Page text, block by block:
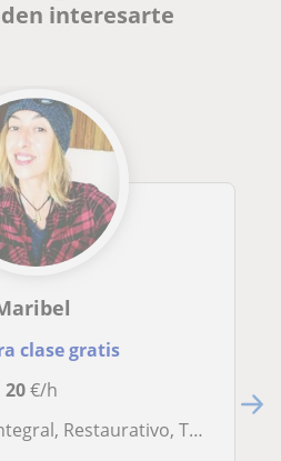
interesarte
clase gratis
20€/h
Terapéutico, Meditación & Mindfulness